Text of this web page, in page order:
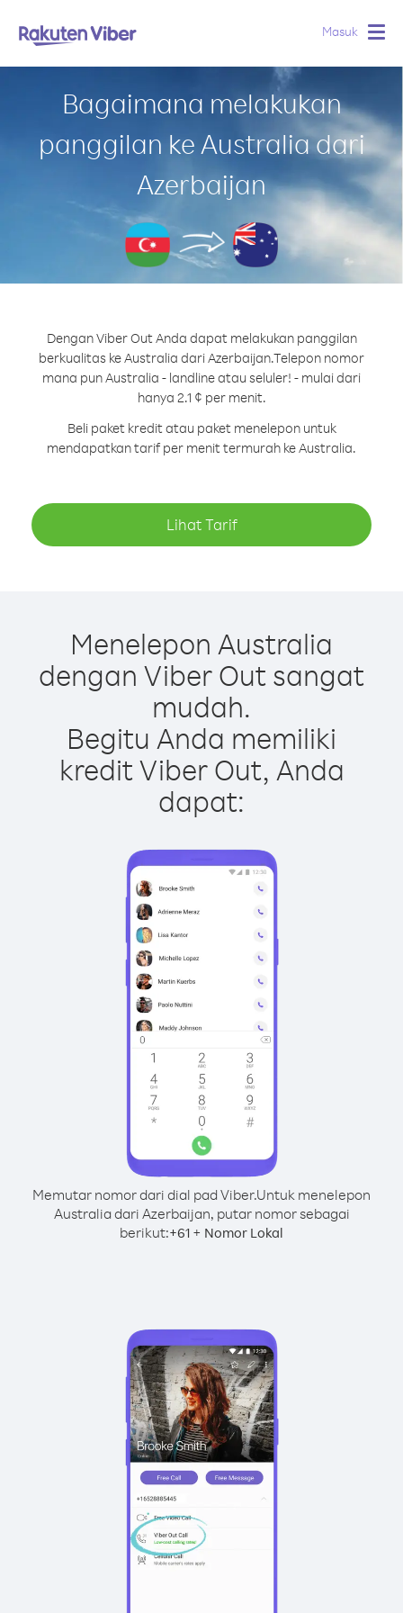
Masuk
Bagaimana melakukan
panggilan ke Australia dari
Azerbaijan
Dengan Viber Out Anda dapat melakukan panggilan
berkualitas ke Australia dari Azerbaijan.Telepon nomor
mana pun Australia - landline atau seluler! - mulai dari
hanya 2.1 ¢ per menit.
Beli paket kredit atau paket menelepon untuk
mendapatkan tarif per menit termurah ke Australia.
Lihat Tarif
Menelepon Australia
dengan Viber Out sangat
mudah.
Begitu Anda memiliki
kredit Viber Out, Anda
dapat:
Memutar nomor dari dial pad Viber.Untuk menelepon
Australia dari Azerbaijan, putar nomor sebagai
berikut:+61 + Nomor Lokal